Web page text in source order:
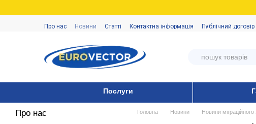
Про нас Новини Статті Контактна інформація Публічний
Послуги
Головна Новини Новини
Про нас